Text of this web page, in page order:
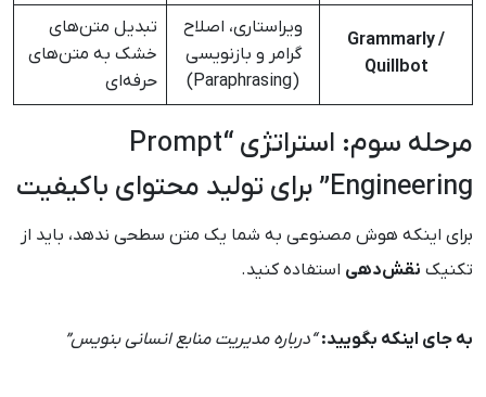
Grammarly /
Quillbot
ویراستاری، اصلاح
گرامر و بازنویسی
(Paraphrasing)
تبدیل متن‌های
خشک به متن‌های
حرفه‌ای
مرحله سوم: استراتژی “Prompt
Engineering” برای تولید محتوای باکیفیت
برای اینکه هوش مصنوعی به شما یک متن سطحی ندهد، باید از
تکنیک نقش‌دهی استفاده کنید.
به جای اینکه بگویید: “درباره مدیریت منابع انسانی بنویس”